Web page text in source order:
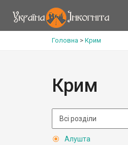
Головна > Крим
Крим
Алушта